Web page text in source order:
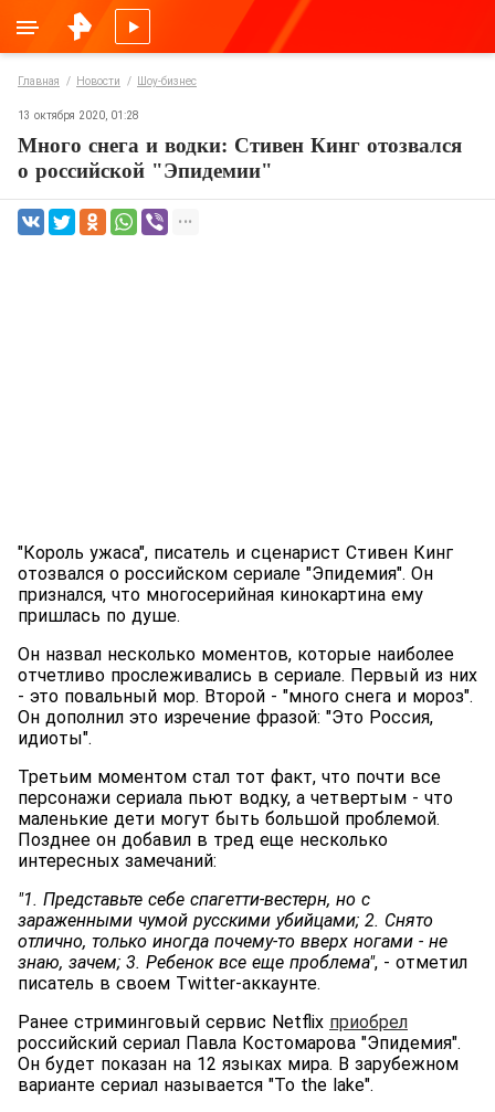
Главная Новости Шоу-бизнес
13 октября 2020, 01:28
Много снега и водки: Стивен Кинг отозвался
о российской "Эпидемии"
"Король ужаса", писатель и сценарист Стивен Кинг
отозвался о российском сериале "Эпидемия". Он
признался, что многосерийная кинокартина ему
пришлась по душе.
Он назвал несколько моментов, которые наиболее
отчетливо прослеживались в сериале. Первый из них
- это повальный мор. Второй - "много снега и мороз".
Он дополнил это изречение фразой: "Это Россия,
идиоты".
Третьим моментом стал тот факт, что почти все
персонажи сериала пьют водку, а четвертым - что
маленькие дети могут быть большой проблемой.
Позднее он добавил в тред еще несколько
интересных замечаний:
"1. Представьте себе спагетти-вестерн, но с
зараженными чумой русскими убийцами; 2. Снято
отлично, только иногда почему-то вверх ногами - не
знаю, зачем; 3. Ребенок все еще проблема", - отметил
писатель в своем Twitter-аккаунте.
Ранее стриминговый сервис Netflix приобрел
российский сериал Павла Костомарова "Эпидемия".
Он будет показан на 12 языках мира. В зарубежном
варианте сериал называется "To the lake".